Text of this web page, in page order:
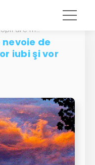
Fiecare copil are mare nevoie de mamă şi tată, care îl vor iubi şi vor avea grijă de el
de
iubi şi vor